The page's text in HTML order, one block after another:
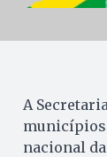
A
municípios
nacional